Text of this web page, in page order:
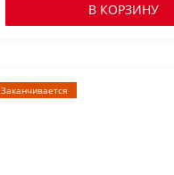
В КОРЗИНУ
Заканчивается